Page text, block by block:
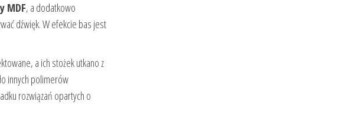
MDF, a dodatkowo
dźwięk. W efekcie bas jest
a ich stożek utkano z
innych polimerów
rozwiązań opartych o